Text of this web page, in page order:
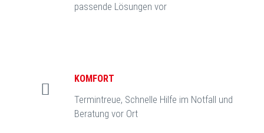
passende Lösungen vor
KOMFORT
Termintreue, Schnelle Hilfe im Notfall und
Beratung vor Ort